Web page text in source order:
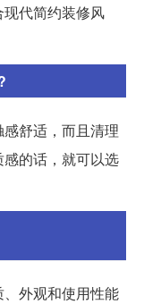
代简约装修风
舒适，而且清理
的话，就可以选
外观和使用性能